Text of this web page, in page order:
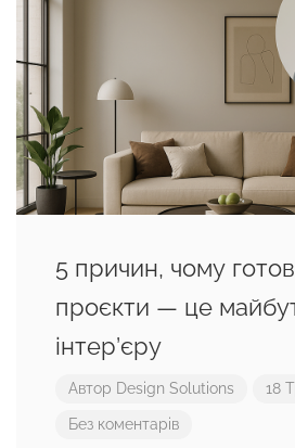
5 причин, чому
проєкти — це
інтер’єру
Автор Design Solutions 18
Без коментарів